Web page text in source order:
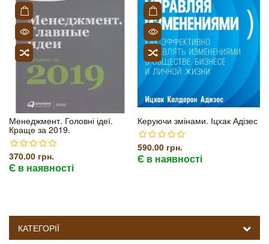
Менеджмент. Головні ідеї.
Краще за 2019.
370.00 грн.
Є в наявності
Керуючи змінами. Іцхак Адізес
590.00 грн.
Є в наявності
КАТЕГОРІЇ